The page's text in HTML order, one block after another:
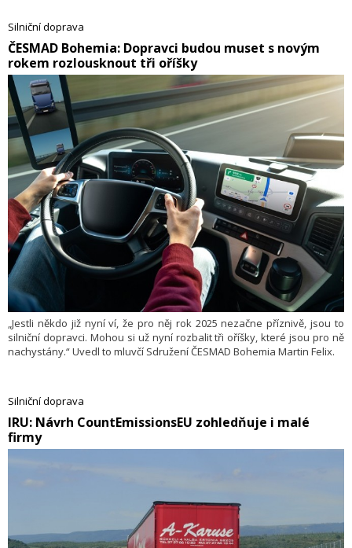
Silniční doprava
​ČESMAD Bohemia: Dopravci budou muset s novým
rokem rozlousknout tři oříšky
„Jestli někdo již nyní ví, že pro něj rok 2025 nezačne příznivě, jsou to
silniční dopravci. Mohou si už nyní rozbalit tři oříšky, které jsou pro ně
nachystány.“ Uvedl to mluvčí Sdružení ČESMAD Bohemia Martin Felix.
Silniční doprava
​IRU: Návrh CountEmissionsEU zohledňuje i malé
firmy